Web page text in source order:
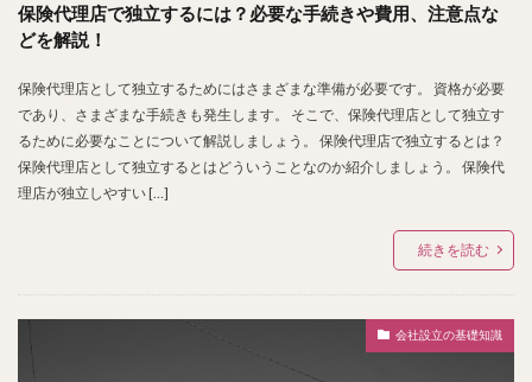
保険代理店で独立するには？必要な手続きや費用、注意点な
どを解説！
保険代理店として独立するためにはさまざまな準備が必要です。 資格が必要
であり、さまざまな手続きも発生します。 そこで、保険代理店として独立す
るために必要なことについて解説しましょう。 保険代理店で独立するとは？
保険代理店として独立するとはどういうことなのか紹介しましょう。 保険代
理店が独立しやすい […]
続きを読む
会社設立の基礎知識